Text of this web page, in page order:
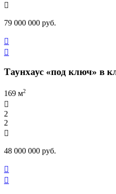

79 000 000 руб.


Таунхаус «под ключ» в
169 м2

2
2

48 000 000 руб.

